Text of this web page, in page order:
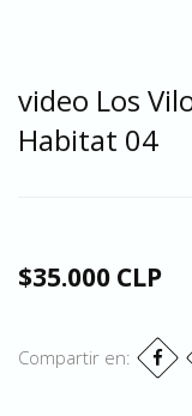
video Los
Habitat 04
$35.000 CLP
Compartir en: